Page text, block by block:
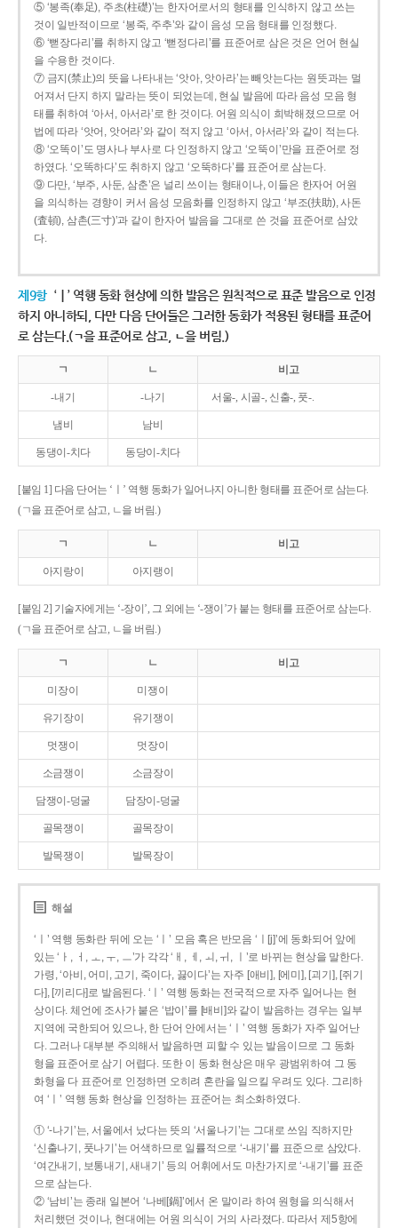
⑤ ‘봉족(奉足), 주초(柱礎)’는 한자어로서의 형태를 인식하지 않고 쓰는
것이 일반적이므로 ‘봉죽, 주추’와 같이 음성 모음 형태를 인정했다.
⑥ ‘뻗장다리’를 취하지 않고 ‘뻗정다리’를 표준어로 삼은 것은 언어 현실
을 수용한 것이다.
⑦ 금지(禁止)의 뜻을 나타내는 ‘앗아, 앗아라’는 빼앗는다는 원뜻과는 멀
어져서 단지 하지 말라는 뜻이 되었는데, 현실 발음에 따라 음성 모음 형
태를 취하여 ‘아서, 아서라’로 한 것이다. 어원 의식이 희박해졌으므로 어
법에 따라 ‘앗어, 앗어라’와 같이 적지 않고 ‘아서, 아서라’와 같이 적는다.
⑧ ‘오똑이’도 명사나 부사로 다 인정하지 않고 ‘오뚝이’만을 표준어로 정
하였다. ‘오똑하다’도 취하지 않고 ‘오뚝하다’를 표준어로 삼는다.
⑨ 다만, ‘부주, 사둔, 삼춘’은 널리 쓰이는 형태이나, 이들은 한자어 어원
을 의식하는 경향이 커서 음성 모음화를 인정하지 않고 ‘부조(扶助), 사돈
(査頓), 삼촌(三寸)’과 같이 한자어 발음을 그대로 쓴 것을 표준어로 삼았
다.
제9항 ‘ㅣ’ 역행 동화 현상에 의한 발음은 원칙적으로 표준 발음으로 인정
하지 아니하되, 다만 다음 단어들은 그러한 동화가 적용된 형태를 표준어
로 삼는다.(ㄱ을 표준어로 삼고, ㄴ을 버림.)
ㄱ ㄴ 비고
-내기 -나기 서울-, 시골-, 신출-, 풋-.
냄비 남비
동댕이-치다 동당이-치다
[붙임 1] 다음 단어는 ‘ㅣ’ 역행 동화가 일어나지 아니한 형태를 표준어로 삼는다.
(ㄱ을 표준어로 삼고, ㄴ을 버림.)
ㄱ ㄴ 비고
아지랑이 아지랭이
[붙임 2] 기술자에게는 ‘-장이’, 그 외에는 ‘-쟁이’가 붙는 형태를 표준어로 삼는다.
(ㄱ을 표준어로 삼고, ㄴ을 버림.)
ㄱ ㄴ 비고
미장이 미쟁이
유기장이 유기쟁이
멋쟁이 멋장이
소금쟁이 소금장이
담쟁이-덩굴 담장이-덩굴
골목쟁이 골목장이
발목쟁이 발목장이
해설
‘ㅣ’ 역행 동화란 뒤에 오는 ‘ㅣ’ 모음 혹은 반모음 ‘ㅣ[j]’에 동화되어 앞에
있는 ‘ㅏ, ㅓ, ㅗ, ㅜ, ㅡ’가 각각 ‘ㅐ, ㅔ, ㅚ, ㅟ, ㅣ’로 바뀌는 현상을 말한다.
가령, ‘아비, 어미, 고기, 죽이다, 끓이다’는 자주 [애비], [에미], [괴기], [쥐기
다], [끼리다]로 발음된다. ‘ㅣ’ 역행 동화는 전국적으로 자주 일어나는 현
상이다. 체언에 조사가 붙은 ‘밥이’를 [배비]와 같이 발음하는 경우는 일부
지역에 국한되어 있으나, 한 단어 안에서는 ‘ㅣ’ 역행 동화가 자주 일어난
다. 그러나 대부분 주의해서 발음하면 피할 수 있는 발음이므로 그 동화
형을 표준어로 삼기 어렵다. 또한 이 동화 현상은 매우 광범위하여 그 동
화형을 다 표준어로 인정하면 오히려 혼란을 일으킬 우려도 있다. 그리하
여 ‘ㅣ’ 역행 동화 현상을 인정하는 표준어는 최소화하였다.
① ‘-나기’는, 서울에서 났다는 뜻의 ‘서울나기’는 그대로 쓰임 직하지만
‘신출나기, 풋나기’는 어색하므로 일률적으로 ‘-내기’를 표준으로 삼았다.
‘여간내기, 보통내기, 새내기’ 등의 어휘에서도 마찬가지로 ‘-내기’를 표준
으로 삼는다.
② ‘남비’는 종래 일본어 ‘나베[鍋]’에서 온 말이라 하여 원형을 의식해서
처리했던 것이나, 현대에는 어원 의식이 거의 사라졌다. 따라서 제5항에